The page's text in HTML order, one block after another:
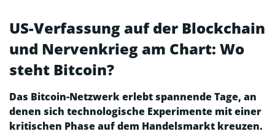
US-Verfassung auf der Blockchain
und Nervenkrieg am Chart: Wo
steht Bitcoin?
Das Bitcoin-Netzwerk erlebt spannende Tage, an
denen sich technologische Experimente mit einer
kritischen Phase auf dem Handelsmarkt kreuzen.